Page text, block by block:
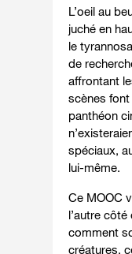
L’oeil au
juché en
le
de
affrontant
scènes
panthéon
spéciaux,
lui-même.
Ce MOOC
l’autre
comment
créatures,